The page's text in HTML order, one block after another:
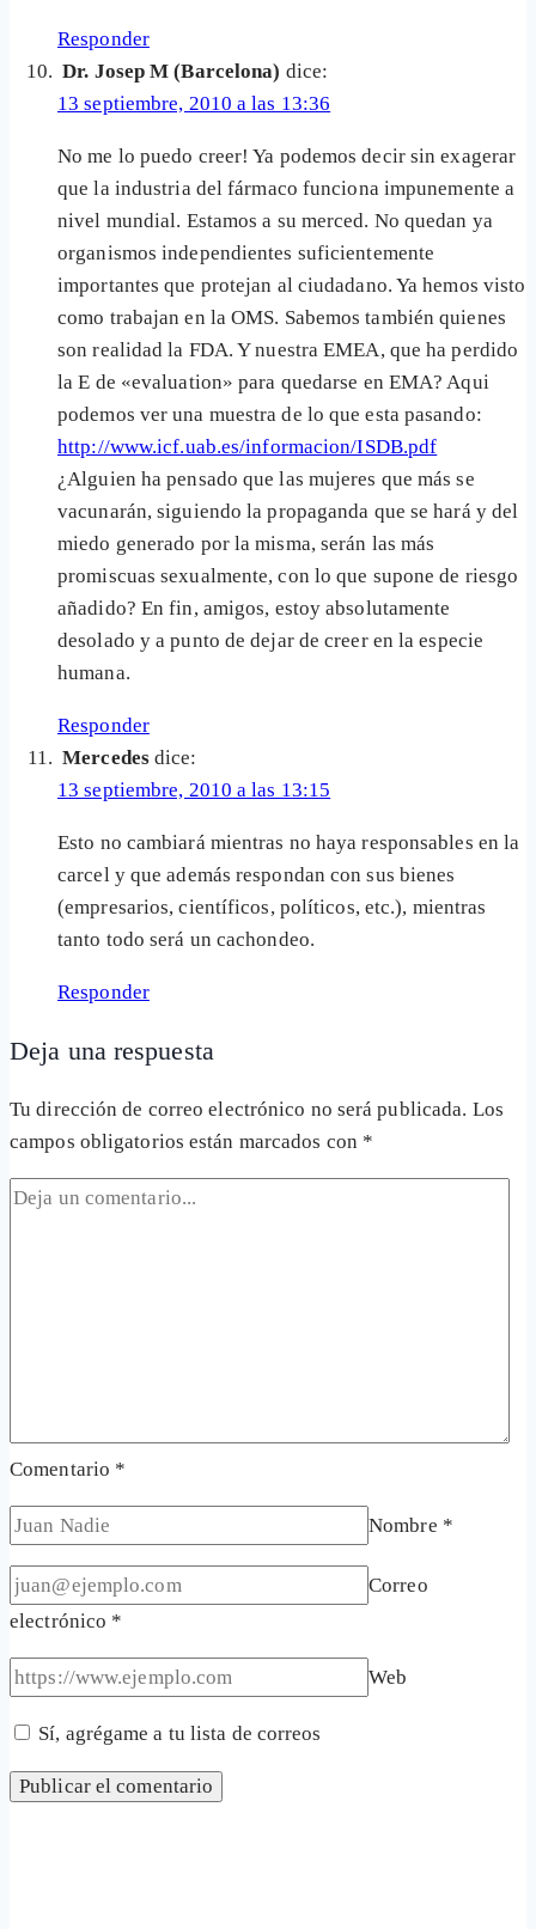
Responder
Dr. Josep M (Barcelona) dice:
13 septiembre, 2010 a las 13:36
No me lo puedo creer! Ya podemos decir sin exagerar
que la industria del fármaco funciona impunemente a
nivel mundial. Estamos a su merced. No quedan ya
organismos independientes suficientemente
importantes que protejan al ciudadano. Ya hemos visto
como trabajan en la OMS. Sabemos también quienes
son realidad la FDA. Y nuestra EMEA, que ha perdido
la E de «evaluation» para quedarse en EMA? Aqui
podemos ver una muestra de lo que esta pasando:
http://www.icf.uab.es/informacion/ISDB.pdf
¿Alguien ha pensado que las mujeres que más se
vacunarán, siguiendo la propaganda que se hará y del
miedo generado por la misma, serán las más
promiscuas sexualmente, con lo que supone de riesgo
añadido? En fin, amigos, estoy absolutamente
desolado y a punto de dejar de creer en la especie
humana.
Responder
Mercedes dice:
13 septiembre, 2010 a las 13:15
Esto no cambiará mientras no haya responsables en la
carcel y que además respondan con sus bienes
(empresarios, científicos, políticos, etc.), mientras
tanto todo será un cachondeo.
Responder
Deja una respuesta
Tu dirección de correo electrónico no será publicada. Los
campos obligatorios están marcados con *
Comentario *
Nombre *
Correo
electrónico *
Web
Sí, agrégame a tu lista de correos